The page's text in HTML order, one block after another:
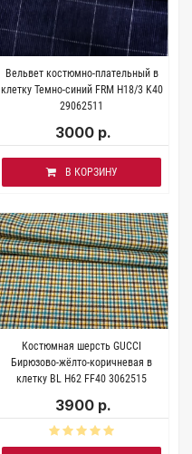
Вельвет костюмно-плательный в
клетку Темно-синий FRM H18/3 K40
29062511
3000 р.
В КОРЗИНУ
Костюмная шерсть GUCCI
Бирюзово-жёлто-коричневая в
клетку BL H62 FF40 3062515
3900 р.